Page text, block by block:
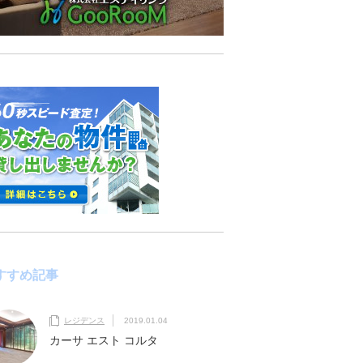
すめ記事
レジデンス 2019.01.04
カーサ エスト コルタ